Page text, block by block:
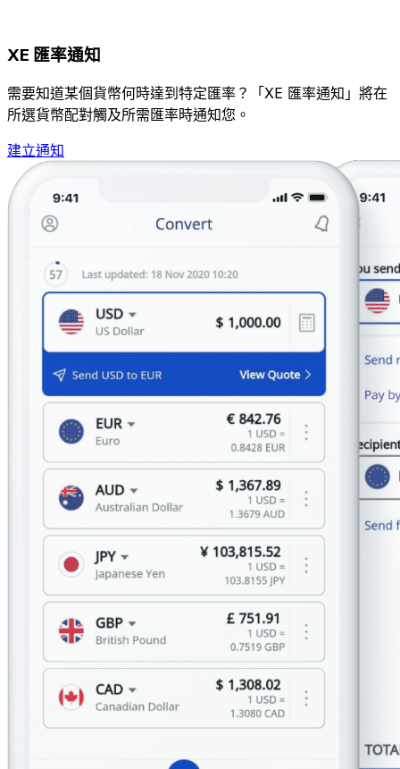
XE 匯率通知
需要知道某個貨幣何時達到特定匯率？「XE 匯率通知」將在
所選貨幣配對觸及所需匯率時通知您。
建立通知